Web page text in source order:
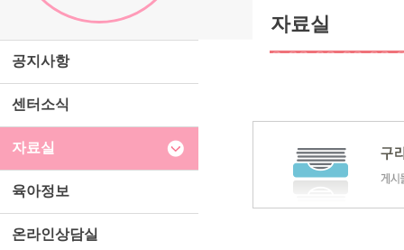
공지사항
센터소식
자료실
육아정보
온라인상담실
자료실